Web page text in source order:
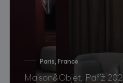
Paris, France
Maison&Objet, Paříž